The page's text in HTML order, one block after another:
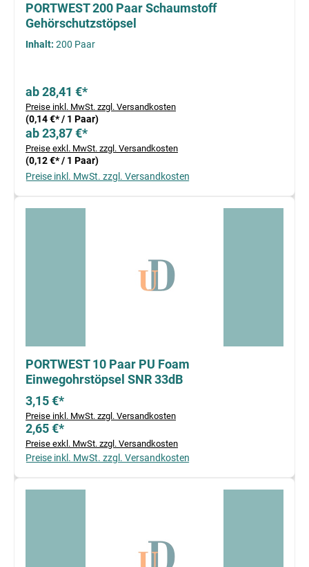
PORTWEST 200 Paar Schaumstoff
Gehörschutzstöpsel
Inhalt: 200 Paar
ab 28,41 €*
Preise inkl. MwSt. zzgl. Versandkosten
(0,14 €* / 1 Paar)
ab 23,87 €*
Preise exkl. MwSt. zzgl. Versandkosten
(0,12 €* / 1 Paar)
Preise inkl. MwSt. zzgl. Versandkosten
PORTWEST 10 Paar PU Foam
Einwegohrstöpsel SNR 33dB
3,15 €*
Preise inkl. MwSt. zzgl. Versandkosten
2,65 €*
Preise exkl. MwSt. zzgl. Versandkosten
Preise inkl. MwSt. zzgl. Versandkosten